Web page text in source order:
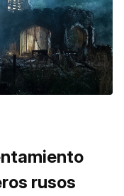
rusos